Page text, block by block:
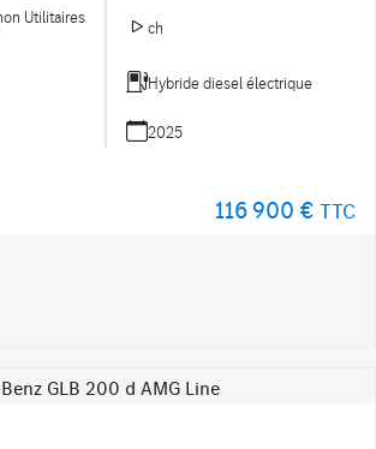
Utilitaires
ch
Hybride diesel électrique
2025
116 900 € TTC